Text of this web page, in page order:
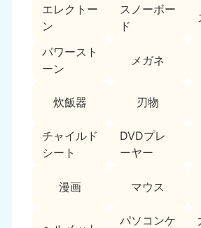
エレクトー
ン
スノーボー
ド
パワースト
ーン
メガネ
炊飯器 刃物
チャイルド
シート
DVDプレ
ーヤー
漫画 マウス
パソコンケ
近畿
050-1881-5250
9:00〜19:00 年中無休 9:00〜
奈良県
050-1881-5249
滋賀県
9:00〜19:00 年中無休 9:00〜